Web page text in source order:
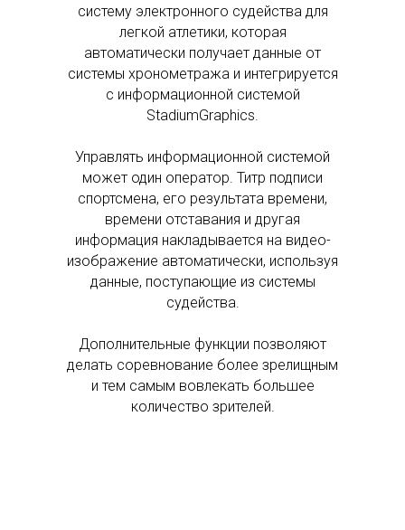
систему электронного судейства для
легкой атлетики, которая
автоматически получает данные от
системы хронометража и интегрируется
с информационной системой
StadiumGraphics.
Управлять информационной системой
может один оператор. Титр подписи
спортсмена, его результата времени,
времени отставания и другая
информация накладывается на видео-
изображение автоматически, используя
данные, поступающие из системы
судейства.
Дополнительные функции позволяют
делать соревнование более зрелищным
и тем самым вовлекать большее
количество зрителей.